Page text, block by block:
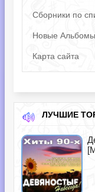
Сборники по
Новые
Карта сайта
ЛУЧШИЕ